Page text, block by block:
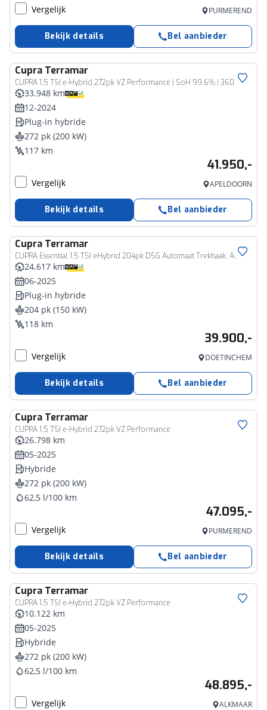
Vergelijk PURMEREND
Bekijk details Bel aanbieder
Cupra Terramar
CUPRA 1.5 TSI e-Hybrid 272pk VZ Performance | SoH 99,6% | 360 Camera | Trekhaak | Stoel/Stuurverwarming
33.948 km
12-2024
Plug-in hybride
272 pk (200 kW)
117 km
41.950,-
Vergelijk APELDOORN
Bekijk details Bel aanbieder
Cupra Terramar
CUPRA Essential 1.5 TSI eHybrid 204pk DSG Automaat Trekhaak, Adaptive cruise control, Achteruitrijcamera, LED koplampen, App connect, Stuurwiel verwarmd
24.617 km
06-2025
Plug-in hybride
204 pk (150 kW)
118 km
39.900,-
Vergelijk DOETINCHEM
Bekijk details Bel aanbieder
Cupra Terramar
CUPRA 1.5 TSI e-Hybrid 272pk VZ Performance
26.798 km
05-2025
Hybride
272 pk (200 kW)
62,5 l/100 km
47.095,-
Vergelijk PURMEREND
Bekijk details Bel aanbieder
Cupra Terramar
CUPRA 1.5 TSI e-Hybrid 272pk VZ Performance
10.122 km
05-2025
Hybride
272 pk (200 kW)
62,5 l/100 km
48.895,-
Vergelijk ALKMAAR